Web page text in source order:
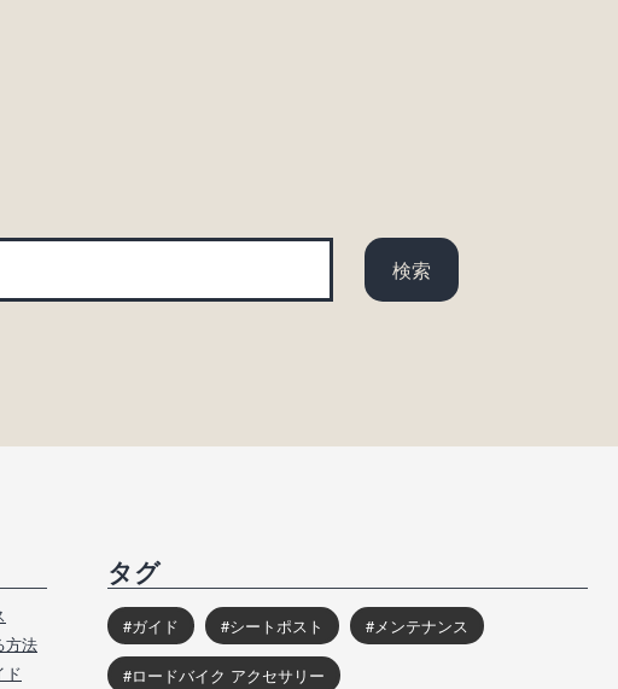
方法
ド
タグ
ガイド シートポスト メンテナンス
ロードバイク アクセサリー